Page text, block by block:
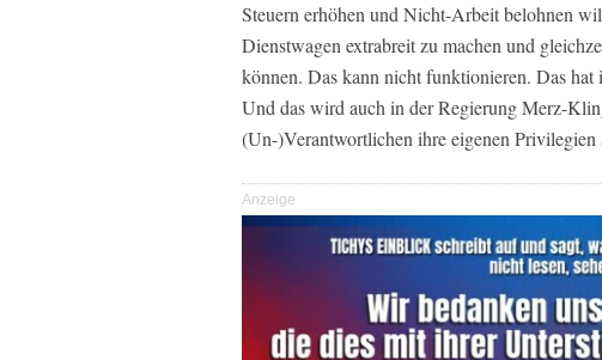
Steuern erhöhen und Nicht-Arbeit belohnen
Dienstwagen extrabreit zu machen und
können. Das kann nicht funktionieren. Das
Und das wird auch in der Regierung Merz-
(Un-)Verantwortlichen ihre eigenen
Anzeige